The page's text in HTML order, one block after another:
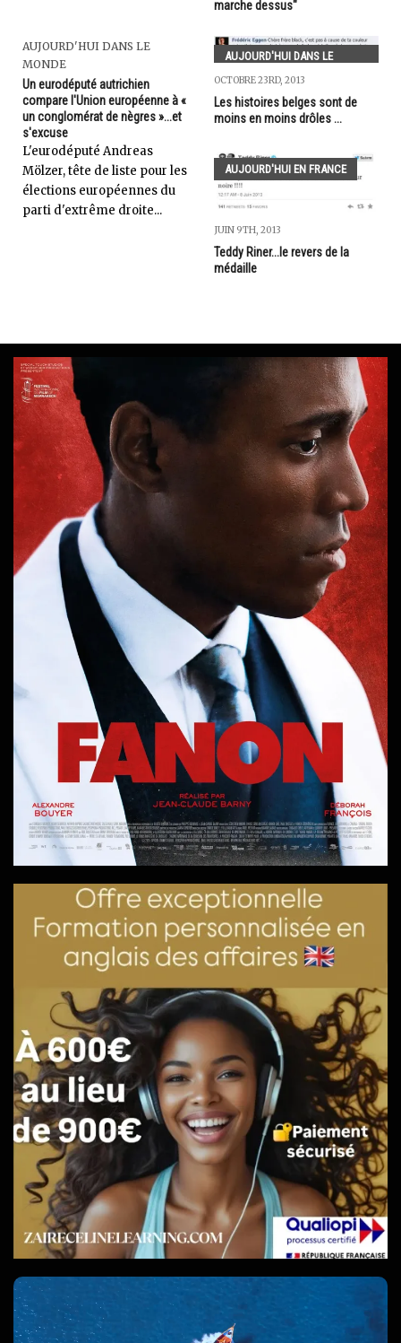
marche dessus"
AUJOURD'HUI DANS LE
MONDE
Un eurodéputé autrichien
compare l'Union européenne à «
un conglomérat de nègres »...et
s'excuse
L'eurodéputé Andreas
Mölzer, tête de liste pour les
élections européennes du
parti d'extrême droite...
AUJOURD'HUI DANS LE
MONDE
OCTOBRE 23RD, 2013
Les histoires belges sont de
moins en moins drôles ...
AUJOURD'HUI EN FRANCE
JUIN 9TH, 2013
Teddy Riner...le revers de la
médaille